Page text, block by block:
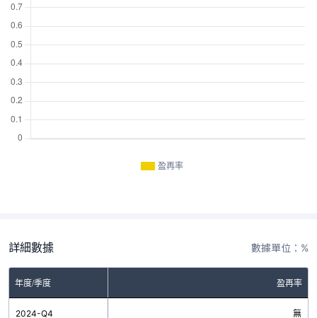
盈再率
詳細數據 數據單位：%
年度/季度 盈再率
2024-Q4 無